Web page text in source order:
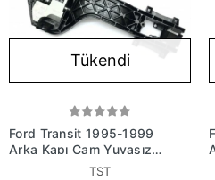
Tükendi
Ford Transit 1995-1999
Arka Kapı Cam Yuvasız
TST